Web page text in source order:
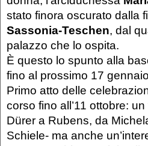
stato finora oscurato dalla
Sassonia-Teschen, dal
palazzo che lo ospita.
È questo lo spunto alla
fino al prossimo 17
Primo atto delle
corso fino all’11 ottobre:
Dürer a Rubens, da
Schiele- ma anche